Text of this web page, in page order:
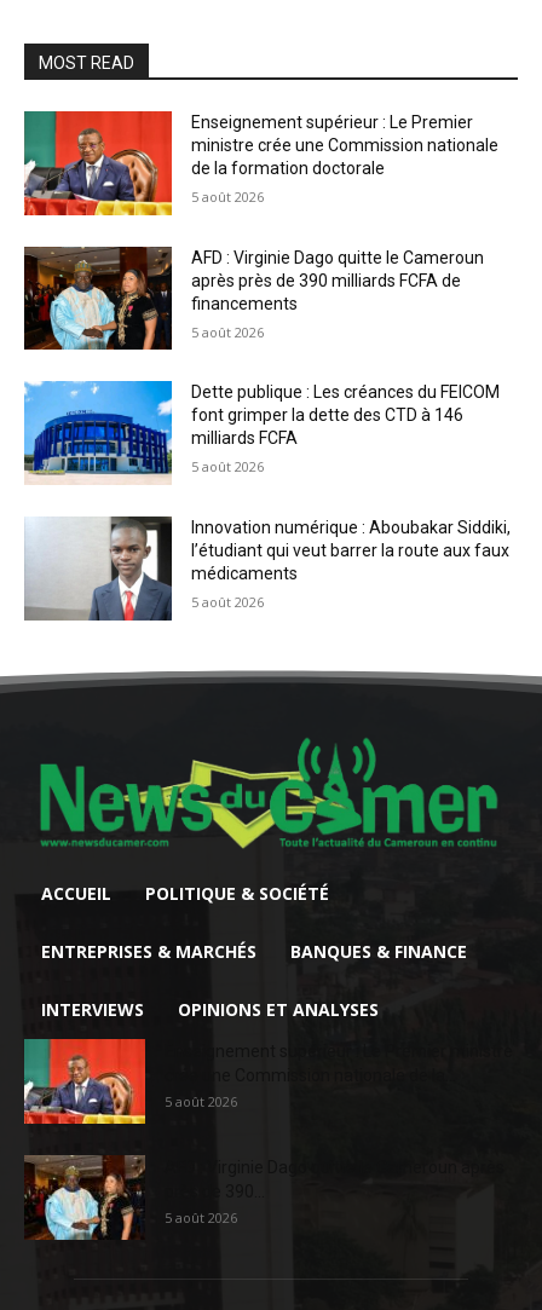
MOST READ
Enseignement supérieur : Le Premier
ministre crée une Commission nationale
de la formation doctorale
5 août 2026
AFD : Virginie Dago quitte le Cameroun
après près de 390 milliards FCFA de
financements
5 août 2026
Dette publique : Les créances du FEICOM
font grimper la dette des CTD à 146
milliards FCFA
5 août 2026
Innovation numérique : Aboubakar Siddiki,
l’étudiant qui veut barrer la route aux faux
médicaments
5 août 2026
ACCUEIL POLITIQUE & SOCIÉTÉ
ENTREPRISES & MARCHÉS BANQUES & FINANCE
INTERVIEWS OPINIONS ET ANALYSES
5 août 2026
5 août 2026